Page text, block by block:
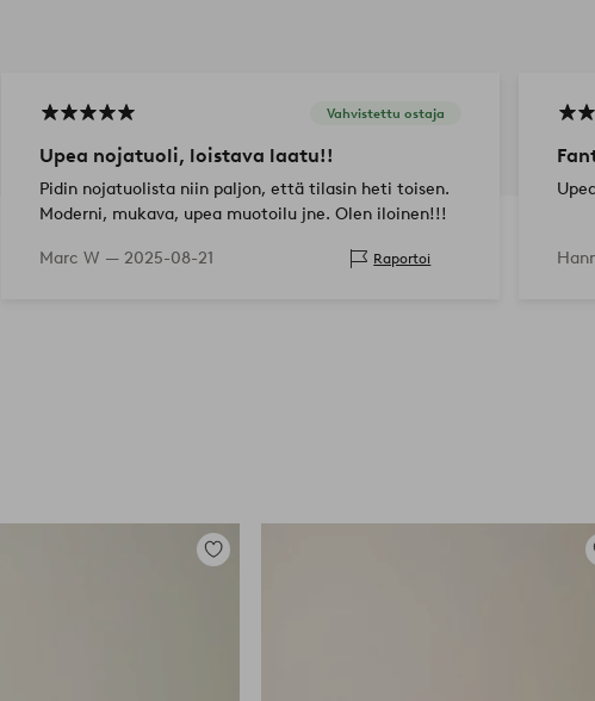
Vahvistettu ostaja
Upea nojatuoli, loistava laatu!!
Pidin nojatuolista niin paljon, että tilasin heti toisen.
Moderni, mukava, upea muotoilu jne. Olen iloinen!!!
Marc W — 2025-08-21 Raportoi
Lisää